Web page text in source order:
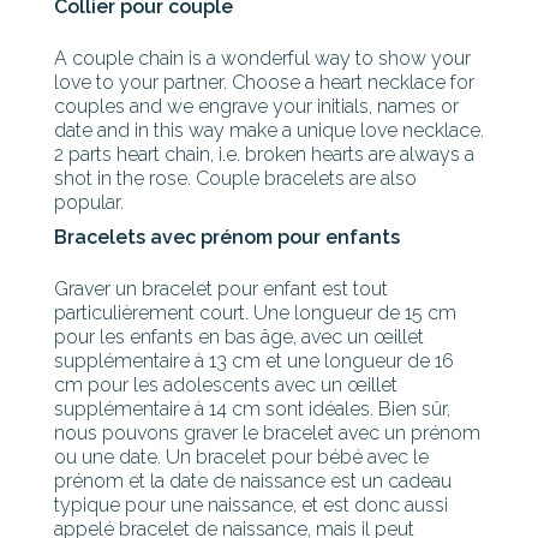
Collier pour couple
A couple chain is a wonderful way to show your
love to your partner. Choose a heart necklace for
couples and we engrave your initials, names or
date and in this way make a unique love necklace.
2 parts heart chain, i.e. broken hearts are always a
shot in the rose. Couple bracelets are also
popular.
Bracelets avec prénom pour enfants
Graver un bracelet pour enfant est tout
particulièrement court. Une longueur de 15 cm
pour les enfants en bas âge, avec un œillet
supplémentaire à 13 cm et une longueur de 16
cm pour les adolescents avec un œillet
supplémentaire à 14 cm sont idéales. Bien sûr,
nous pouvons graver le bracelet avec un prénom
ou une date. Un bracelet pour bébé avec le
prénom et la date de naissance est un cadeau
typique pour une naissance, et est donc aussi
appelé bracelet de naissance, mais il peut